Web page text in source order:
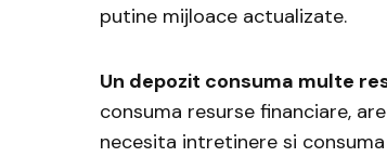
putine mijloace actualizate.
Un depozit consuma multe
consuma resurse financiare,
necesita intretinere si